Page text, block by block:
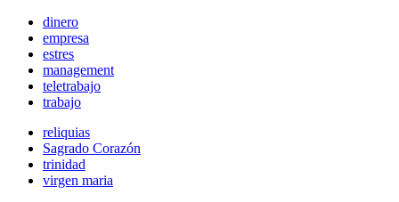
dinero
empresa
estres
management
teletrabajo
trabajo
reliquias
Sagrado Corazón
trinidad
virgen maria